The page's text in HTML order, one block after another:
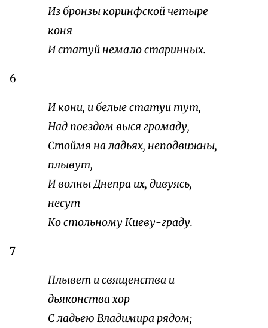
Из бронзы коринфской четыре
коня
И статуй немало старинных.
6
И кони, и белые статуи тут,
Над поездом выся громаду,
Стоймя на ладьях, неподвижны,
плывут,
И волны Днепра их, дивуясь,
несут
Ко стольному Киеву-граду.
7
Плывет и священства и
дьяконства хор
С ладьею Владимира рядом;